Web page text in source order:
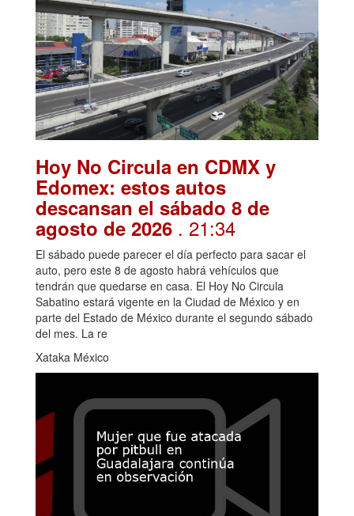
Hoy No Circula en CDMX y
Edomex: estos autos
descansan el sábado 8 de
agosto de 2026 . 21:34
El sábado puede parecer el día perfecto para sacar el
auto, pero este 8 de agosto habrá vehículos que
tendrán que quedarse en casa. El Hoy No Circula
Sabatino estará vigente en la Ciudad de México y en
parte del Estado de México durante el segundo sábado
del mes. La re
Xataka México